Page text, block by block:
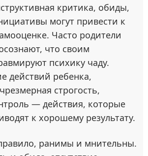
критика, обиды,
могут привести к
Часто родители
что своим
психику чаду.
действий ребенка,
строгость,
— действия, которые
к хорошему результату.
ранимы и мнительны.